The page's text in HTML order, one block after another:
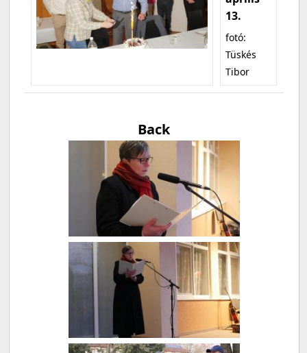
13.
fotó:
Tüskés
Tibor
Back